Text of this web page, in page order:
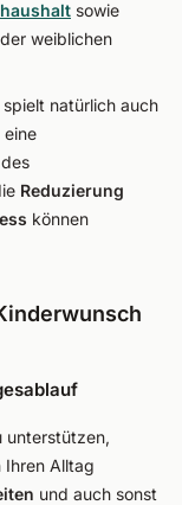
sowie
weiblichen
natürlich auch
eine
Reduzierung
können
unterstützen,
Ihren Alltag
und auch sonst